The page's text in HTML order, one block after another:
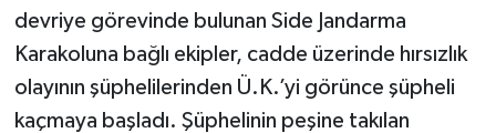
devriye görevinde bulunan Side Jandarma
Karakoluna bağlı ekipler, cadde üzerinde hırsızlık
olayının şüphelilerinden Ü.K.’yi görünce şüpheli
kaçmaya başladı. Şüphelinin peşine takılan